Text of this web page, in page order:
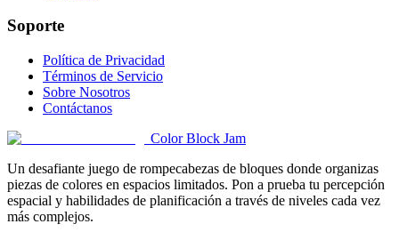
Soporte
Política de Privacidad
Términos de Servicio
Sobre Nosotros
Contáctanos
Color Block Jam
Un desafiante juego de rompecabezas de bloques donde organizas
piezas de colores en espacios limitados. Pon a prueba tu percepción
espacial y habilidades de planificación a través de niveles cada vez
más complejos.